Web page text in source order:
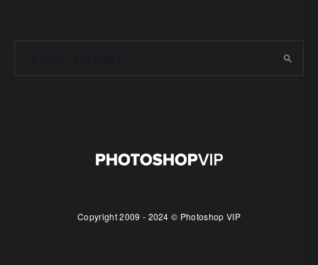
Copyright 2009 - 2024 © Photoshop VIP